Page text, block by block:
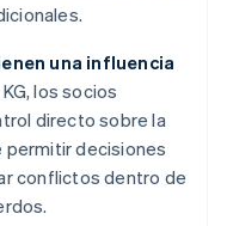
una influencia
los socios
directo sobre la
permitir decisiones
conflictos dentro de